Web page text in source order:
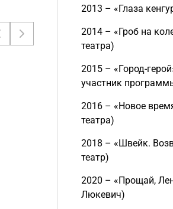
2013 – «Глаза
2014 – «Гроб на
театра)
2015 – «Город-
участник
2016 – «Новое
театра)
2018 – «Швейк.
театр)
2020 – «Прощай,
Люкевич)